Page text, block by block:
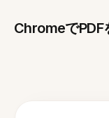
ChromeでPDF